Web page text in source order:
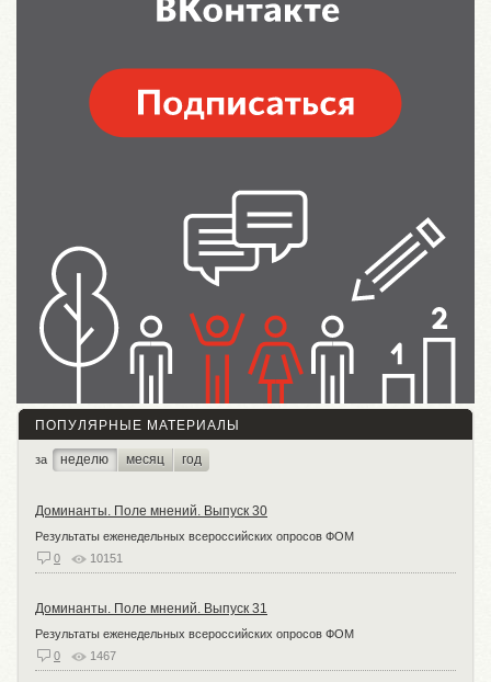
ПОПУЛЯРНЫЕ МАТЕРИАЛЫ
за неделю месяц год
Доминанты. Поле мнений. Выпуск 30
Результаты еженедельных всероссийских опросов ФОМ
0
10151
Доминанты. Поле мнений. Выпуск 31
Результаты еженедельных всероссийских опросов ФОМ
0
1467